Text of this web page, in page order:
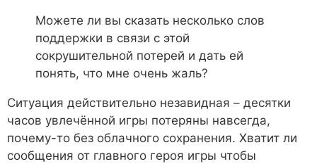
Можете ли вы сказать несколько слов
поддержки в связи с этой
сокрушительной потерей и дать ей
понять, что мне очень жаль?
Ситуация действительно незавидная – десятки
часов увлечённой игры потеряны навсегда,
почему-то без облачного сохранения. Хватит ли
сообщения от главного героя игры чтобы